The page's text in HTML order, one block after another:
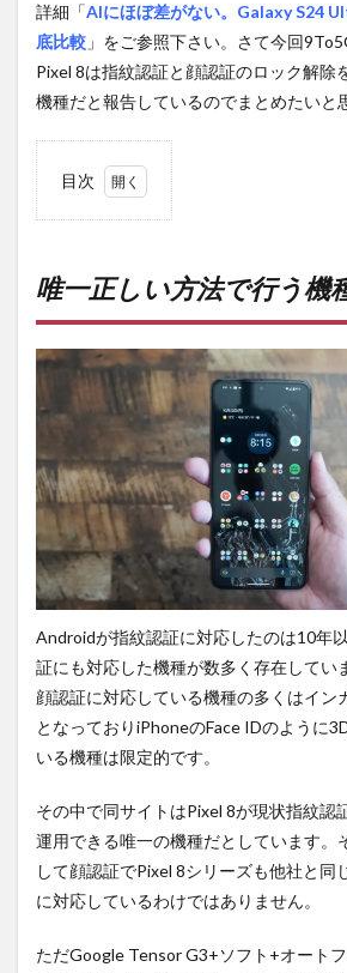
詳細「AIにほぼ差がない。Galaxy S24
底比較 」をご参照下さい。さて今回
Pixel 8は指紋認証と顔認証のロック解除
機種だと報告しているのでまとめたいと
目次
い方
法で
行う
種。
は待
ち時
間・
手数
料不
要の
オン
ンシ
ョッ
プが
おす
す
め！
唯一正しい方法で行う機
Androidが指紋認証に対応したのは10年
証にも対応した機種が数多く存在してい
顔認証に対応している機種の多くはイン
となっておりiPhoneのFace IDのように
いる機種は限定的です。
その中で同サイトはPixel 8が現状指紋認
運用できる唯一の機種だとしています。
して顔認証でPixel 8シリーズも他社と同
に対応しているわけではありません。
ただGoogle Tensor G3+ソフト+オート